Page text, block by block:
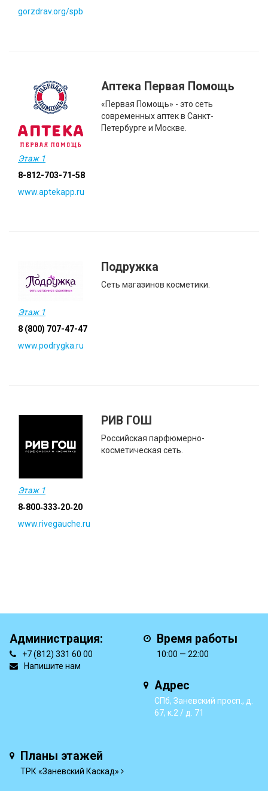
gorzdrav.org/spb
Аптека Первая Помощь
«Первая Помощь» - это сеть
современных аптек в Санкт-
Петербурге и Москве.
Этаж 1
8-812-703-71-58
www.aptekapp.ru
Подружка
Сеть магазинов косметики.
Этаж 1
8 (800) 707-47-47
www.podrygka.ru
РИВ ГОШ
Российская парфюмерно-
косметическая сеть.
Этаж 1
8‑800‑333‑20‑20
www.rivegauche.ru
Администрация:
+7 (812) 331 60 00
Напишите нам
Время работы
10:00 — 22:00
Адрес
СПб, Заневский просп., д.
67, к.2 / д. 71
Планы этажей
ТРК «Заневский Каскад»